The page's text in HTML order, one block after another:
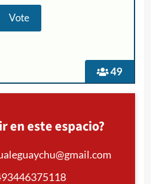
49
en este espacio?